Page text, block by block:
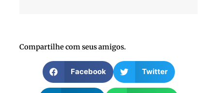
Compartilhe com seus amigos.
Facebook Twitter